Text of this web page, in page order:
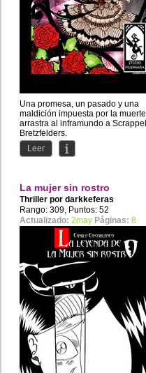
Una promesa, un pasado y una
maldición impuesta por la muerte
arrastra al inframundo a Scrappel
Bretzfelders.
Una chica de...
Leer
La mujer sin rostro
Thriller por darkkeferas
Rango: 309, Puntos: 52
Actualizado: 2may Páginas: 8